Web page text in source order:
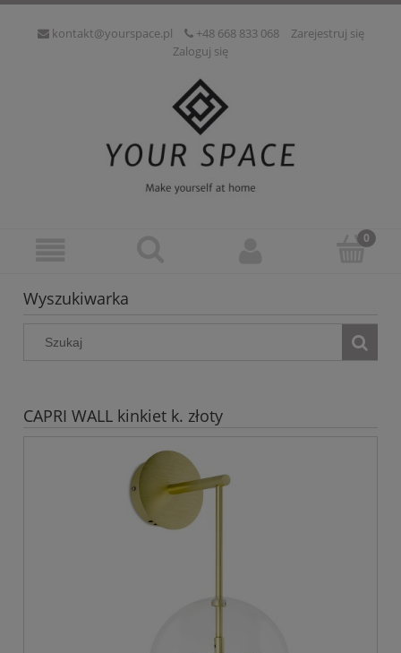
kontakt@yourspace.pl +48 668 833 068
Zarejestruj się
Zaloguj się
Wyszukiwarka
CAPRI WALL kinkiet k. złoty